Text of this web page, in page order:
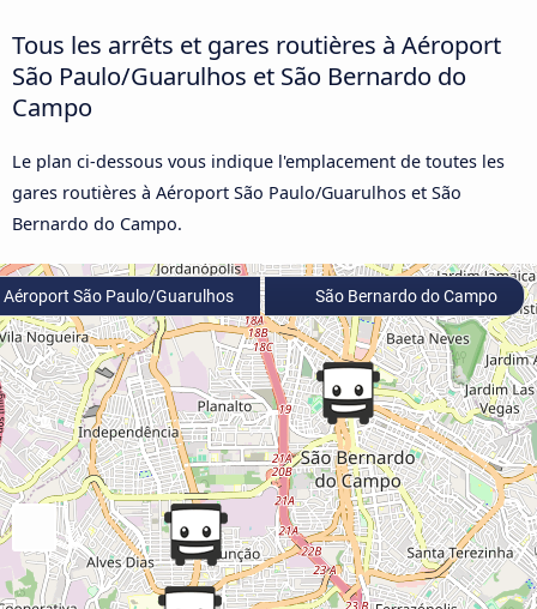
Tous les arrêts et gares routières à Aéroport
São Paulo/Guarulhos et São Bernardo do
Campo
Le plan ci-dessous vous indique l'emplacement de toutes les
gares routières à Aéroport São Paulo/Guarulhos et São
Bernardo do Campo.
Aéroport São Paulo/Guarulhos São Bernardo do Campo